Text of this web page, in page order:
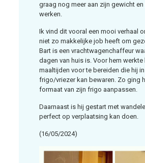
graag nog meer aan zijn gewicht
werken.
Ik vind dit vooral een mooi verhaal
niet zo makkelijke job heeft om
Bart is een vrachtwagenchaffeur
dagen van huis is. Voor hem werkte
maaltijden voor te bereiden die hij
frigo/vriezer kan bewaren. Zo ging
formaat van zijn frigo aanpassen.
Daarnaast is hij gestart met
perfect op verplaatsing kan doen.
(16/05/2024)